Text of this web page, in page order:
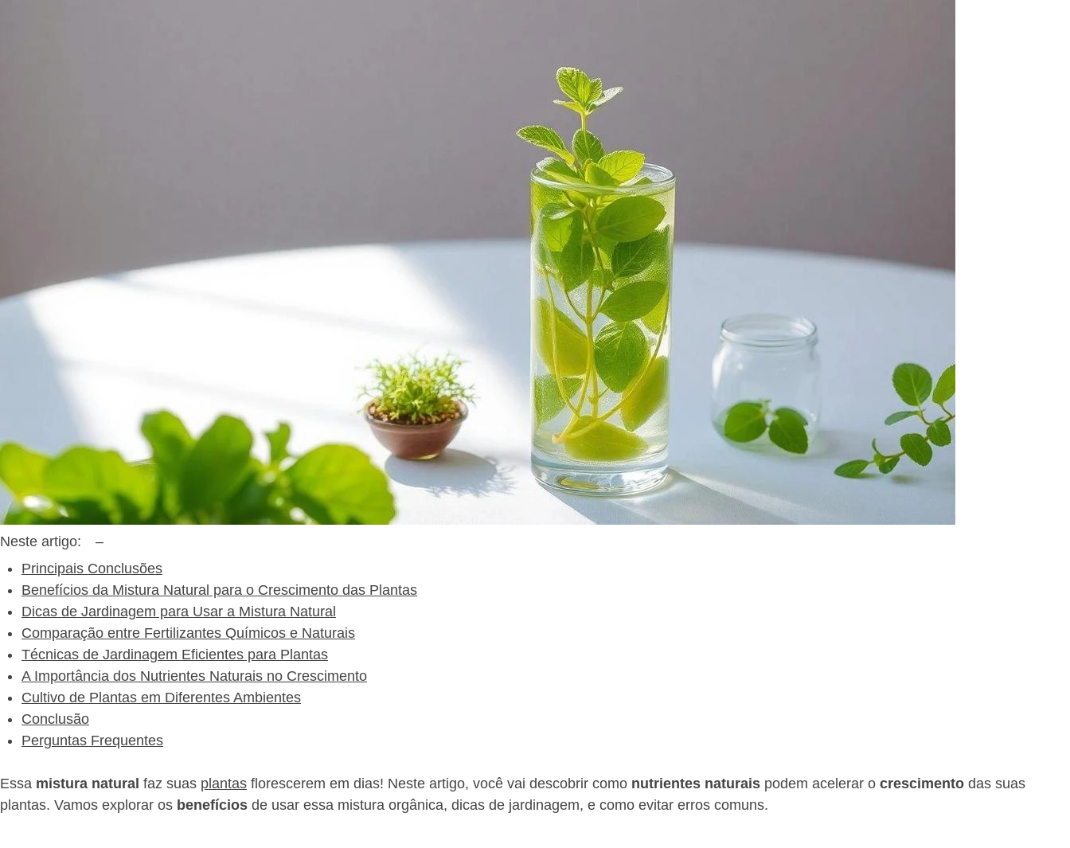
Neste artigo:
–
Principais Conclusões
Benefícios da Mistura Natural para o Crescimento das Plantas
Dicas de Jardinagem para Usar a Mistura Natural
Comparação entre Fertilizantes Químicos e Naturais
Técnicas de Jardinagem Eficientes para Plantas
A Importância dos Nutrientes Naturais no Crescimento
Cultivo de Plantas em Diferentes Ambientes
Conclusão
Perguntas Frequentes
Essa mistura natural faz suas plantas florescerem em dias! Neste artigo, você vai descobrir como nutrientes naturais podem acelerar o crescimento das suas
plantas. Vamos explorar os benefícios de usar essa mistura orgânica, dicas de jardinagem, e como evitar erros comuns.